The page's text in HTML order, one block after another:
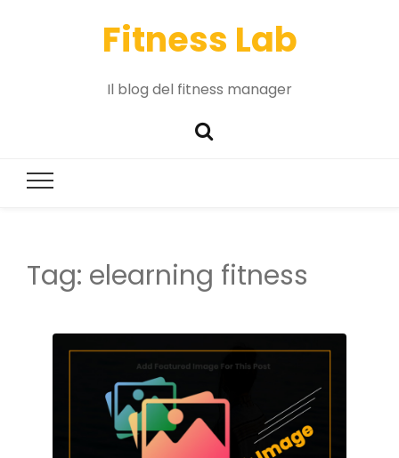
Fitness Lab
Il blog del fitness manager
Tag: elearning fitness